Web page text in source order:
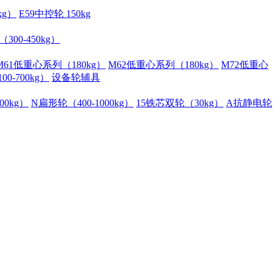
）
E59中控轮 150kg
300-450kg）
低重心系列（180kg） M62低重心系列（180kg）
M72低重心
700kg）
设备轮辅具
） N扁形轮（400-1000kg） 15铁芯双轮（30kg）
A抗静电轮